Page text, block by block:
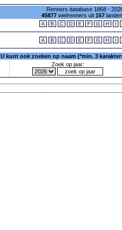
Renners database 1868 -
45877wielrenners uit 157
A B C D E F G H I
A B C D E F G H I
U kunt ook zoeken op naam (*min. 3
Zoek op jaar: